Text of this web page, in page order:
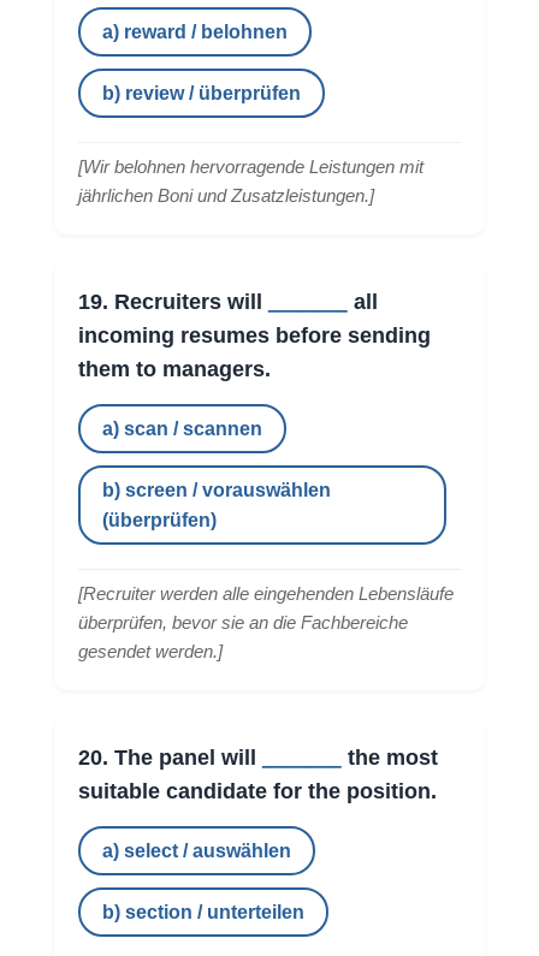
a) reward / belohnen
b) review / überprüfen
[Wir belohnen hervorragende Leistungen mit
jährlichen Boni und Zusatzleistungen.]
19. Recruiters will
all
incoming resumes before sending
them to managers.
a) scan / scannen
b) screen / vorauswählen
(überprüfen)
[Recruiter werden alle eingehenden Lebensläufe
überprüfen, bevor sie an die Fachbereiche
gesendet werden.]
20. The panel will
the most
suitable candidate for the position.
a) select / auswählen
b) section / unterteilen